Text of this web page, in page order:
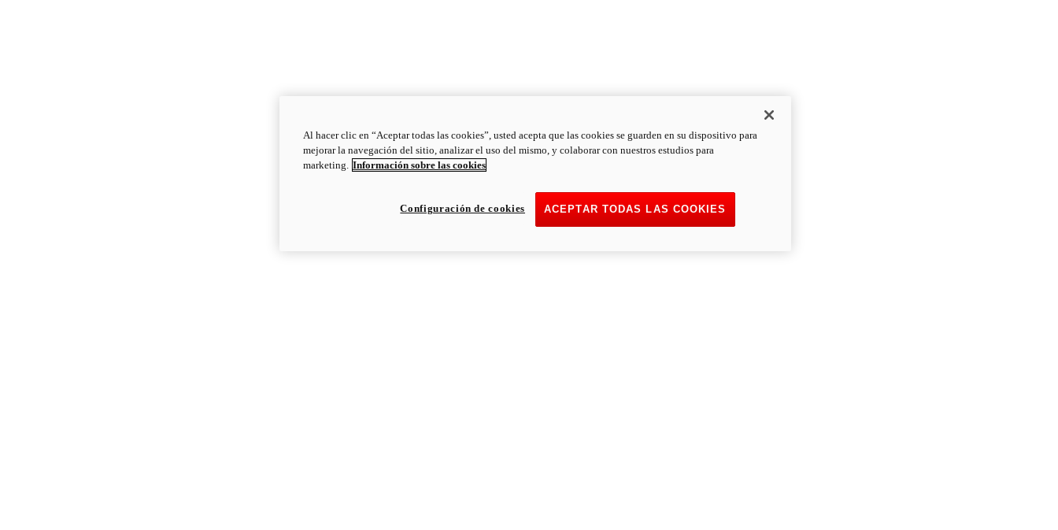
Al hacer clic en “Aceptar todas las cookies”, usted acepta que las cookies se guarden en su dispositivo para
mejorar la navegación del sitio, analizar el uso del mismo, y colaborar con nuestros estudios para
marketing. Información sobre las cookies
ACEPTAR TODAS LAS COOKIES
Configuración de cookies